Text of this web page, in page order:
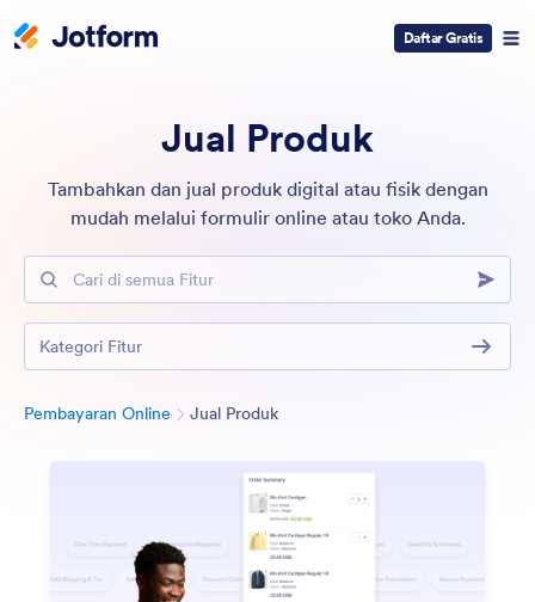
Daftar Gratis
Jual Produk
Tambahkan dan jual produk digital atau fisik dengan
mudah melalui formulir online atau toko Anda.
Cari di semua Fitur
Pembayaran Online Jual ProdukKategori
Kategori Fitur